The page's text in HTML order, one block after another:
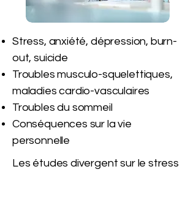
Stress, anxiété, dépression, burn-
out, suicide
Troubles musculo-squelettiques,
maladies cardio-vasculaires
Troubles du sommeil
Conséquences sur la vie
personnelle
Les études divergent sur le stress